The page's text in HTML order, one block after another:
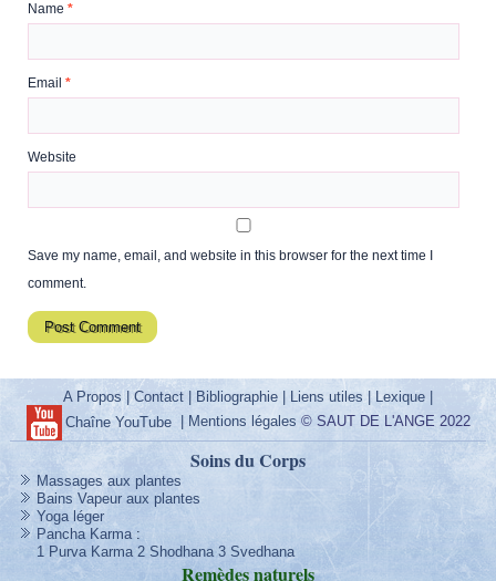
Name*
Email*
Website
Save my name, email, and website in this browser for the next time I
comment.
A Propos |Contact Bibliographie Liens utiles | Lexique
Chaîne YouTube| Mentions légales © SAUT DE L'ANGE 2022
Soins du Corps
Massages aux plantes
Bains Vapeur aux plantes
Yoga léger
Pancha Karma:
1 Purva Karma 2 Shodhana 3 Svedhana
Remèdesnaturels